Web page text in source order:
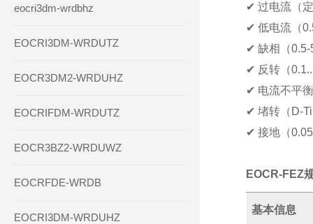
eocri3dm-wrdbhz
EOCRI3DM-WRDUTZ
EOCR3DM2-WRDUHZ
EOCRIFDM-WRDUTZ
EOCR3BZ2-WRDUWZ
EOCRFDE-WRDB
EOCRI3DM-WRDUHZ
✔ 过电流（
✔ 低电流（
✔ 缺相（0.5-
✔ 反转（
✔ 电流不平
✔ 堵转（D-
✔ 接地（
EOCR-FEZ
基本信息